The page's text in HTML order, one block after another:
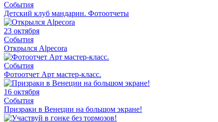
События
Детский клуб мандарин. Фотоотчеты
23 октября
События
Открылся Alpecora
События
Фотоотчет Арт мастер-класс.
16 октября
События
Призраки в Венеции на большом экране!